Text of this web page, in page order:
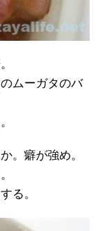
ムーガタのバ
。癖が強め。
る。